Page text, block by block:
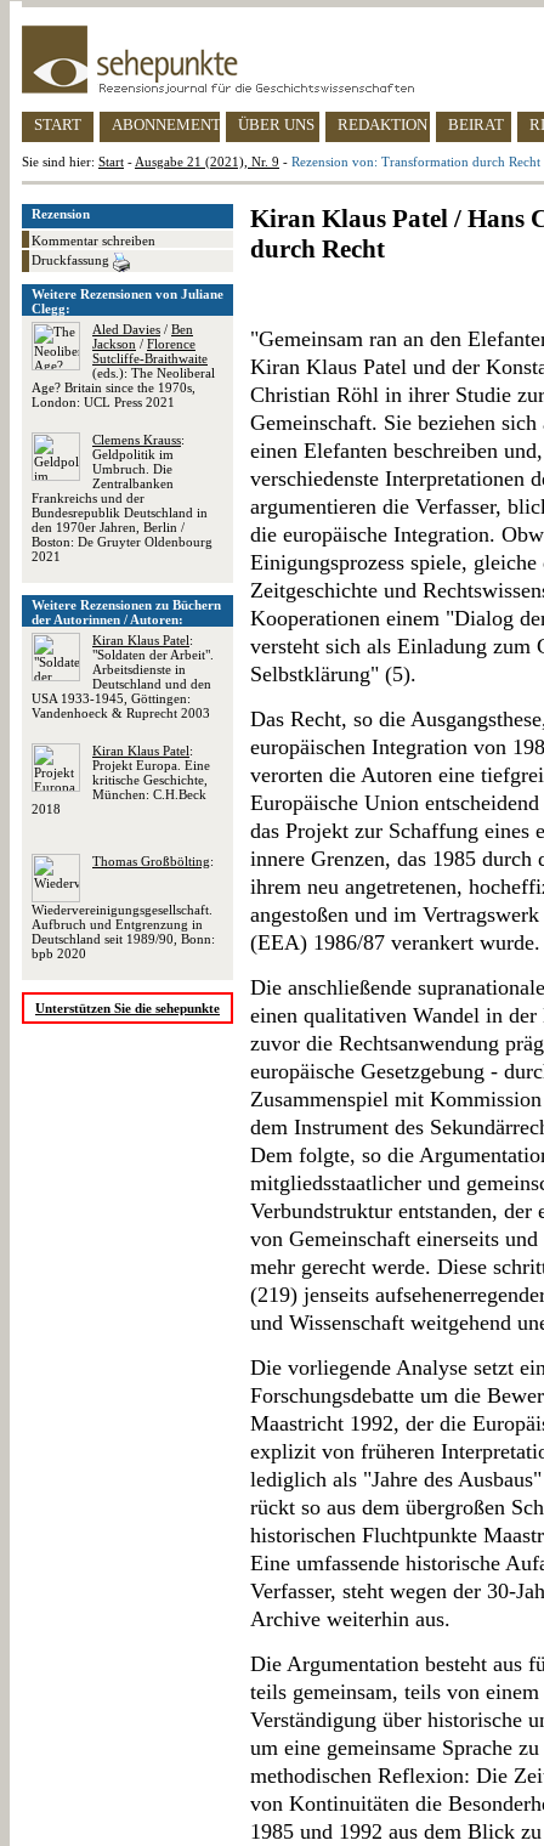
START ABONNEMENT ÜBER UNS REDAKTION BEIRAT
Sie sind hier: Start - Ausgabe 21 (2021), Nr. 9 - Rezension von: Transformation durch Recht
Rezension
Kommentar schreiben
Druckfassung
Weitere Rezensionen von Juliane
Clegg:
Aled Davies / Ben
Jackson / Florence
Sutcliffe-Braithwaite
(eds.): The Neoliberal
Age? Britain since the 1970s,
London: UCL Press 2021
Clemens Krauss:
Geldpolitik im
Umbruch. Die
Zentralbanken
Frankreichs und der
Bundesrepublik Deutschland in
den 1970er Jahren, Berlin /
Boston: De Gruyter Oldenbourg
2021
Weitere Rezensionen zu Büchern
der Autorinnen / Autoren:
Kiran Klaus Patel:
"Soldaten der Arbeit".
Arbeitsdienste in
Deutschland und den
USA 1933-1945, Göttingen:
Vandenhoeck & Ruprecht 2003
Kiran Klaus Patel:
Projekt Europa. Eine
kritische Geschichte,
München: C.H.Beck
2018
Thomas Großbölting:
Wiedervereinigungsgesellschaft.
Aufbruch und Entgrenzung in
Deutschland seit 1989/90, Bonn:
bpb 2020
Unterstützen Sie die sehepunkte
Kiran Klaus Patel / Hans
durch Recht
"Gemeinsam ran an den
Kiran Klaus Patel und der
Christian Röhl in ihrer Studie
Gemeinschaft. Sie beziehen
einen Elefanten beschreiben
verschiedenste Interpretationen
argumentieren die Verfasser,
die europäische Integration.
Einigungsprozess spiele,
Zeitgeschichte und
Kooperationen einem "Dialog
versteht sich als Einladung zum
Selbstklärung" (5).
Das Recht, so die
europäischen Integration von
verorten die Autoren eine
Europäische Union
das Projekt zur Schaffung eines
innere Grenzen, das 1985
ihrem neu angetretenen,
angestoßen und im
(EEA) 1986/87 verankert wurde.
Die anschließende
einen qualitativen Wandel in der
zuvor die Rechtsanwendung
europäische Gesetzgebung -
Zusammenspiel mit
dem Instrument des
Dem folgte, so die
mitgliedsstaatlicher und
Verbundstruktur entstanden, der
von Gemeinschaft einerseits
mehr gerecht werde. Diese
(219) jenseits
und Wissenschaft weitgehend
Die vorliegende Analyse setzt
Forschungsdebatte um die
Maastricht 1992, der die
explizit von früheren
lediglich als "Jahre des
rückt so aus dem übergroßen
historischen Fluchtpunkte
Eine umfassende historische
Verfasser, steht wegen der 30-
Archive weiterhin aus.
Die Argumentation besteht aus
teils gemeinsam, teils von
Verständigung über historische
um eine gemeinsame Sprache
methodischen Reflexion: Die
von Kontinuitäten die
1985 und 1992 aus dem Blick